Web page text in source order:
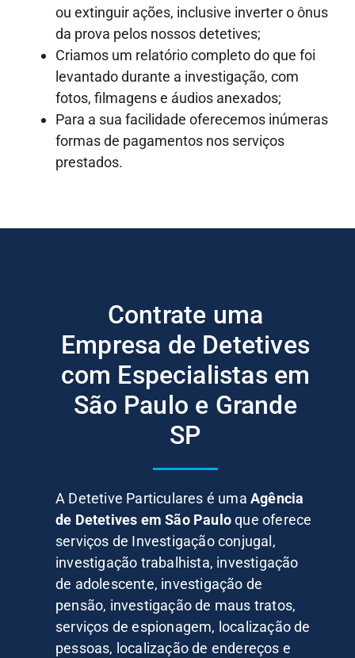
ou extinguir ações, inclusive inverter o ônus
da prova pelos nossos detetives;
Criamos um relatório completo do que foi
levantado durante a investigação, com
fotos, filmagens e áudios anexados;
Para a sua facilidade oferecemos inúmeras
formas de pagamentos nos serviços
prestados.
Contrate uma
Empresa de Detetives
com Especialistas em
São Paulo e Grande
SP
A Detetive Particulares é uma Agência
de Detetives em São Pauloque oferece
serviços de Investigação conjugal,
investigação trabalhista, investigação
de adolescente, investigação de
pensão, investigação de maus tratos,
serviços de espionagem, localização de
pessoas, localização de endereços e